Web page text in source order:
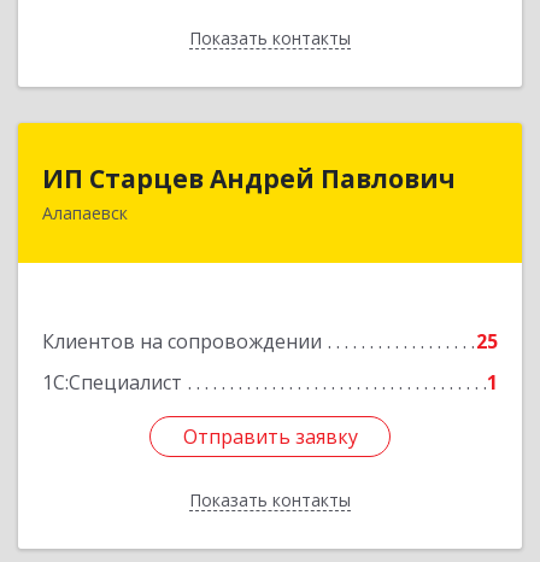
Показать контакты
Назад
ИП Старцев Андрей Павлович
Алапаевск
Клиентов на сопровождении
25
1С:Специалист
1
Отправить заявку
Показать контакты
ИП Старцев Андрей Павлович
624601, Свердловская обл, Алапаевск г,
Отправить заявку
Назад